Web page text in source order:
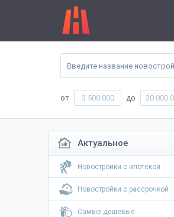
от до
Актуальное
Новостройки с ипотекой
Новостройки с рассрочкой
Самые дешевые